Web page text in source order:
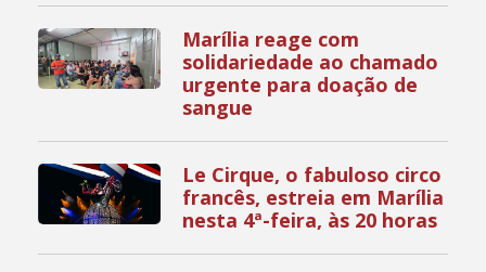
Marília reage com
solidariedade ao chamado
urgente para doação de
sangue
Le Cirque, o fabuloso circo
francês, estreia em Marília
nesta 4ª-feira, às 20 horas